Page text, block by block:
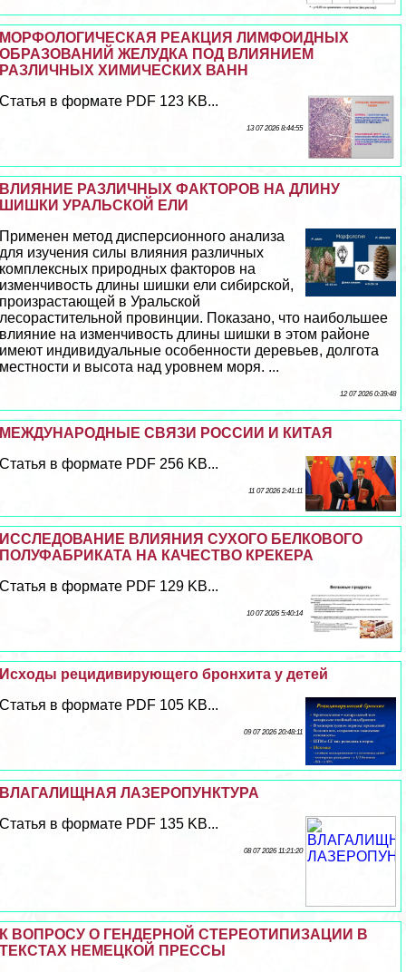
МОРФОЛОГИЧЕСКАЯ РЕАКЦИЯ ЛИМФОИДНЫХ
ОБРАЗОВАНИЙ ЖЕЛУДКА ПОД ВЛИЯНИЕМ
РАЗЛИЧНЫХ ХИМИЧЕСКИХ ВАНН
Статья в формате PDF 123 KB...
13 07 2026 8:44:55
ВЛИЯНИЕ РАЗЛИЧНЫХ ФАКТОРОВ НА ДЛИНУ
ШИШКИ УРАЛЬСКОЙ ЕЛИ
Применен метод дисперсионного анализа
для изучения силы влияния различных
комплексных природных факторов на
изменчивость длины шишки ели сибирской,
произрастающей в Уральской
лесорастительной провинции. Показано, что наибольшее
влияние на изменчивость длины шишки в этом районе
имеют индивидуальные особенности деревьев, долгота
местности и высота над уровнем моря. ...
12 07 2026 0:39:48
МЕЖДУНАРОДНЫЕ СВЯЗИ РОССИИ И КИТАЯ
Статья в формате PDF 256 KB...
11 07 2026 2:41:11
ИССЛЕДОВАНИЕ ВЛИЯНИЯ СУХОГО БЕЛКОВОГО
ПОЛУФАБРИКАТА НА КАЧЕСТВО КРЕКЕРА
Статья в формате PDF 129 KB...
10 07 2026 5:40:14
Исходы рецидивирующего бронхита у детей
Статья в формате PDF 105 KB...
09 07 2026 20:48:11
ВЛАГАЛИЩНАЯ ЛАЗЕРОПУНКТУРА
Статья в формате PDF 135 KB...
08 07 2026 11:21:20
К ВОПРОСУ О ГЕНДЕРНОЙ СТЕРЕОТИПИЗАЦИИ В
ТЕКСТАХ НЕМЕЦКОЙ ПРЕССЫ